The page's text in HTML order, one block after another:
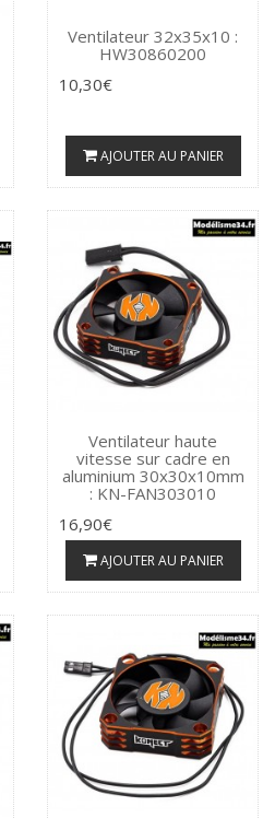
Ventilateur 32x35x10 :
HW30860200
10,30€
AJOUTER AU PANIER
Ventilateur haute
vitesse sur cadre en
aluminium 30x30x10mm
: KN-FAN303010
16,90€
AJOUTER AU PANIER